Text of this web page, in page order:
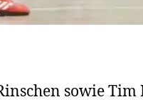
sowie Tim